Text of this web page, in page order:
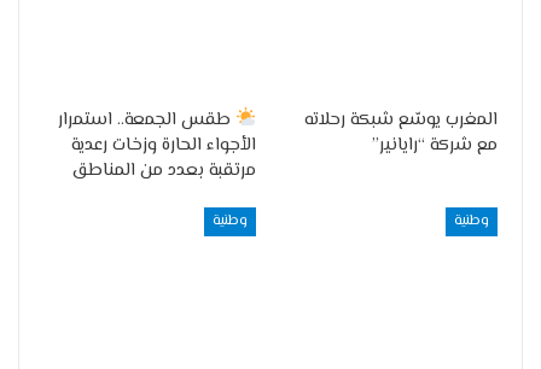
المغرب يوسّع شبكة رحلاته
مع شركة “رايانير”
طقس الجمعة.. استمرار
الأجواء الحارة وزخات رعدية
مرتقبة بعدد من المناطق
وطنية وطنية